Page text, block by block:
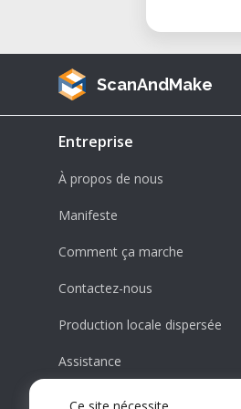
ScanAndMake
Entreprise
À propos de nous
Manifeste
Comment ça marche
Contactez-nous
Production locale dispersée
Assistance